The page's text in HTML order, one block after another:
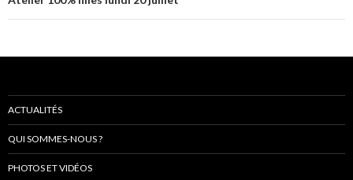
ACTUALITÉS
QUI SOMMES-NOUS ?
PHOTOS ET VIDÉOS